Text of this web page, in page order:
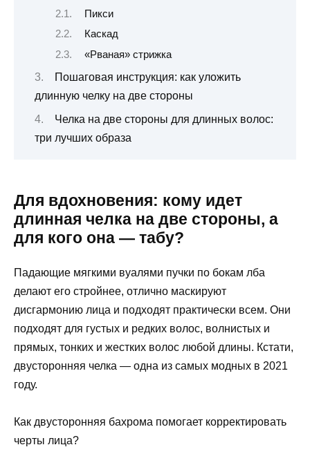
Пикси
Каскад
«Рваная» стрижка
Пошаговая инструкция: как уложить
длинную челку на две стороны
Челка на две стороны для длинных волос:
три лучших образа
Для вдохновения: кому идет
длинная челка на две стороны, а
для кого она — табу?
Падающие мягкими вуалями пучки по бокам лба
делают его стройнее, отлично маскируют
дисгармонию лица и подходят практически всем. Они
подходят для густых и редких волос, волнистых и
прямых, тонких и жестких волос любой длины. Кстати,
двусторонняя челка — одна из самых модных в 2021
году.
Как двусторонняя бахрома помогает корректировать
черты лица?